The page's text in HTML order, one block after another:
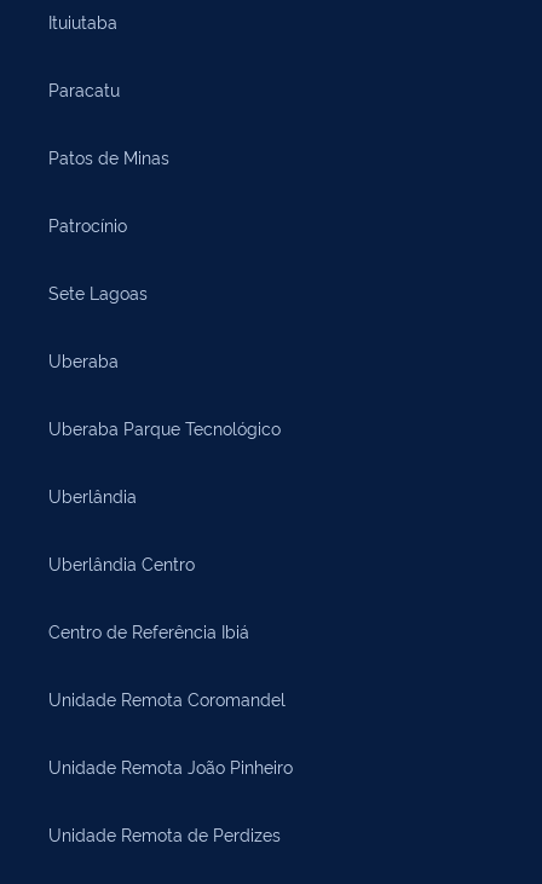
Ituiutaba
Paracatu
Patos de Minas
Patrocínio
Sete Lagoas
Uberaba
Uberaba Parque Tecnológico
Uberlândia
Uberlândia Centro
Centro de Referência Ibiá
Unidade Remota Coromandel
Unidade Remota João Pinheiro
Unidade Remota de Perdizes